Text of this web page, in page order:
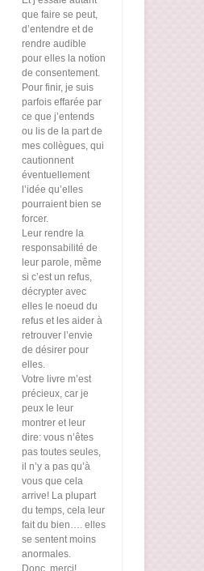
que faire se peut,
d’entendre et de
rendre audible
pour elles la notion
de consentement.
Pour finir, je suis
parfois effarée par
ce que j’entends
ou lis de la part de
mes collègues, qui
cautionnent
éventuellement
l’idée qu’elles
pourraient bien se
forcer.
Leur rendre la
responsabilité de
leur parole, même
si c’est un refus,
décrypter avec
elles le noeud du
refus et les aider à
retrouver l’envie
de désirer pour
elles.
Votre livre m’est
précieux, car je
peux le leur
montrer et leur
dire: vous n’êtes
pas toutes seules,
il n’y a pas qu’à
vous que cela
arrive! La plupart
du temps, cela leur
fait du bien…. elles
se sentent moins
anormales.
Donc, merci!